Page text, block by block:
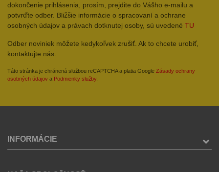
dokončenie prihlásenia, prosím, prejdite do Vášho e-mailu a
potvrďte odber. Bližšie informácie o spracovaní a ochrane
osobných údajov a právach dotknutej osoby, sú uvedené TU
Odber noviniek môžete kedykoľvek zrušiť. Ak to chcete urobiť,
kontaktujte nás.
Táto stránka je chránená službou reCAPTCHA a platia Google Zásady ochrany
osobných údajov a Podmienky služby.
INFORMÁCIE